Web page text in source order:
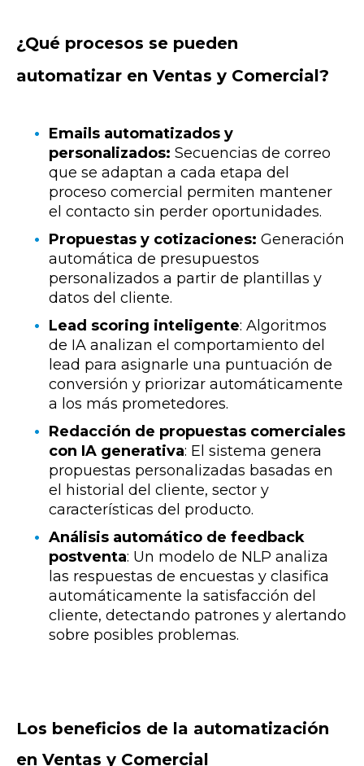
¿Qué procesos se pueden
automatizar en Ventas y Comercial?
Emails automatizados y
personalizados: Secuencias de correo
que se adaptan a cada etapa del
proceso comercial permiten mantener
el contacto sin perder oportunidades.
Propuestas y cotizaciones: Generación
automática de presupuestos
personalizados a partir de plantillas y
datos del cliente.
Lead scoring inteligente: Algoritmos
de IA analizan el comportamiento del
lead para asignarle una puntuación de
conversión y priorizar automáticamente
a los más prometedores.
Redacción de propuestas comerciales
con IA generativa: El sistema genera
propuestas personalizadas basadas en
el historial del cliente, sector y
características del producto.
Análisis automático de feedback
postventa: Un modelo de NLP analiza
las respuestas de encuestas y clasifica
automáticamente la satisfacción del
cliente, detectando patrones y alertando
sobre posibles problemas.
Los beneficios de la automatización
en Ventas y Comercial